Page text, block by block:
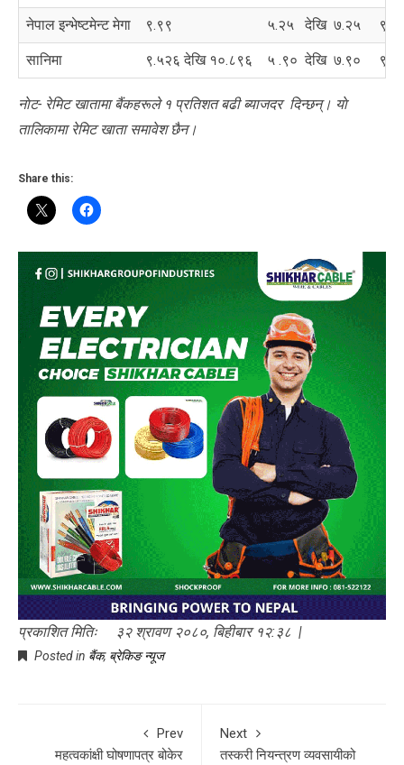
नेपाल इन्भेष्टमेन्ट मेगा ९.९९ ५.२५ देखि ७.२५
सानिमा ९.५२६ देखि १०.८९६ ५ .९० देखि ७.९०
नाेट- रेमिट खातामा बैंकहरूले १ प्रतिशत बढी ब्याजदर दिन्छन्। याे
तालिकामा रेमिट खाता समावेश छैन।
Share this:
प्रकाशित मितिः ३२ श्रावण २०८०, बिहीबार १२:३८ |
Posted in बैंक, ब्रेकिङ न्यूज
Prev
महत्वकांक्षी घोषणापत्र बोकेर
Next
तस्करी नियन्त्रण व्यवसायीको